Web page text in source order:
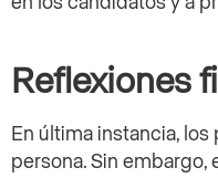
Reflexiones
En última instancia,
persona. Sin embargo,